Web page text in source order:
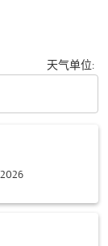
天气单位: